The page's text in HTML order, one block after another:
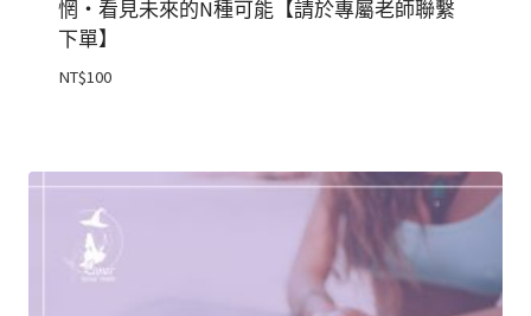
惘・看見未來的N種可能【請於專屬老師聯繫
下單】
NT$100